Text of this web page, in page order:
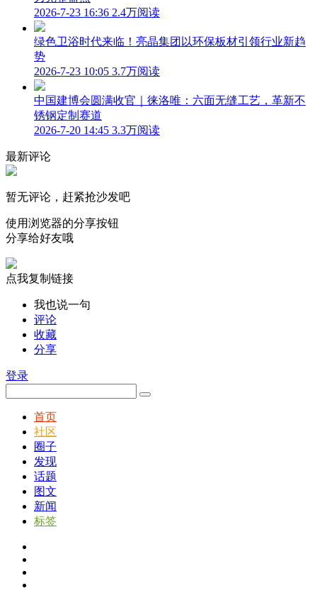
2026-7-23 16:36 2.4万阅读
绿色卫浴时代来临！亮晶集团以环保板材引领行业新趋
势
2026-7-23 10:05 3.7万阅读
中国建博会圆满收官｜徕洛唯：六面无缝工艺，革新不
锈钢定制赛道
2026-7-20 14:45 3.3万阅读
最新评论
暂无评论，赶紧抢沙发吧
使用浏览器的分享按钮
分享给好友哦
点我复制链接
我也说一句
评论
收藏
分享
登录
首页
社区
圈子
发现
话题
图文
新闻
标签